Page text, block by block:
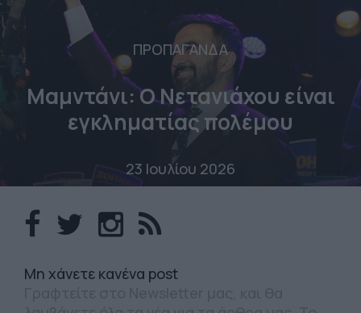
ΠΡΟΠΑΓΑΝΔΑ
Μαμντάνι: Ο Νετανιάχου είναι
εγκληματίας πολέμου
23 Ιουλίου 2026
Mη χάνετε κανένα post